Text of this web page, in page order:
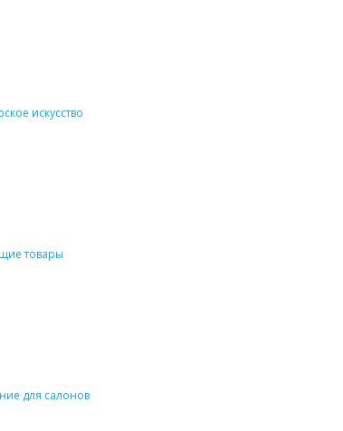
искусство
товары
для салонов